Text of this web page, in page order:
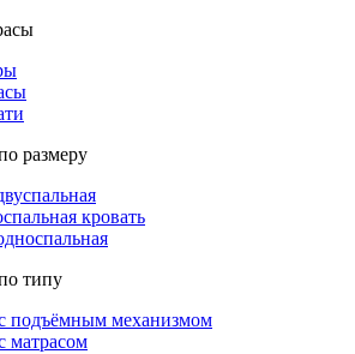
размеру
кровать
типу
подъёмным механизмом
матрасом